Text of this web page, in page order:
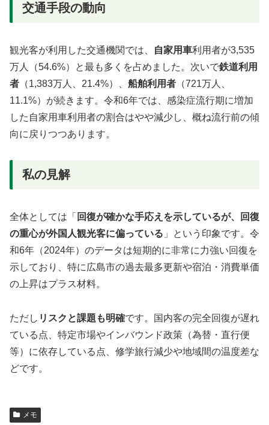
交通手段の動向
観光客が利用した交通機関では、 自家用車利用者が3,535
万人（54.6%）と最も多くを占めました。次いで鉄道利用
者 （1,383万人、21.4%）、 船舶利用者 （721万人、
11.1%）が続きます。令和6年では、感染症流行期に増加
した自家用車利用者の割合はやや減少し、概ね流行前の傾
向に戻りつつあります。
私の見解
全体としては「 回復が確かな手応えを示しているが、回復
の重心が外国人観光客に偏っている 」という印象です。令
和6年（2024年）のデータは短期的に非常に力強い回復を
示しており、特に広島市の過去最多更新や宿泊・消費単価
の上昇はプラス材料。
ただし リスクと課題も明確です。国内客の完全回復が遅れ
ている点、特定市場やインバウンド政策（為替・直行便
等）に依存している点、修学旅行減少や地域間の温度差な
どです。
メモ